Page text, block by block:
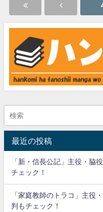
最近の投稿
「新・信長公記」主役・脇
チェック！
「家庭教師のトラコ」主役
判もチェック！